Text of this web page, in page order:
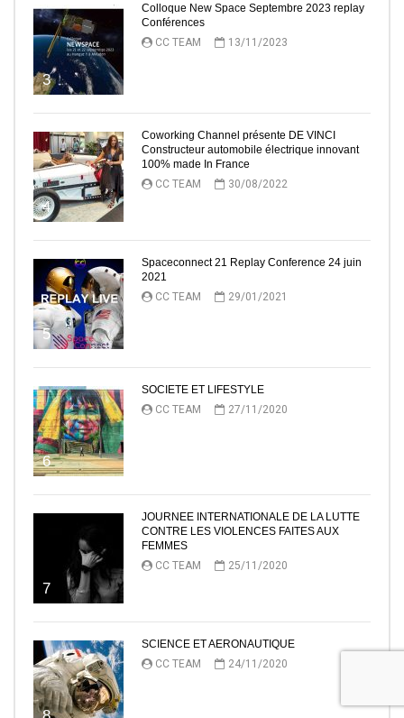
3
Colloque New Space Septembre 2023 replay
Conférences
CC TEAM
13/11/2023
4
Coworking Channel présente DE VINCI
Constructeur automobile électrique innovant
100% made In France
CC TEAM
30/08/2022
5
Spaceconnect 21 Replay Conference 24 juin
2021
CC TEAM
29/01/2021
6
SOCIETE ET LIFESTYLE
CC TEAM
27/11/2020
7
JOURNEE INTERNATIONALE DE LA LUTTE
CONTRE LES VIOLENCES FAITES AUX
FEMMES
CC TEAM
25/11/2020
SCIENCE ET AERONAUTIQUE
CC TEAM
24/11/2020